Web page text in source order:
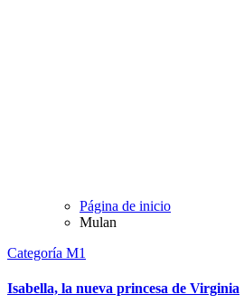
Página de inicio
Mulan
Categoría M1
Isabella, la nueva princesa de Virginia